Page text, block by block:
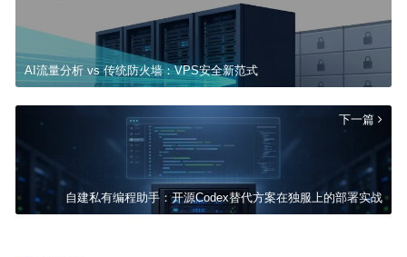
AI流量分析 vs 传统防火墙：VPS安全新范式
下一篇
自建私有编程助手：开源Codex替代方案在独服上的部署实战